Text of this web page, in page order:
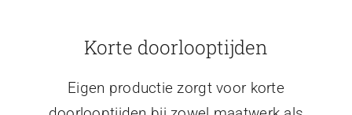
Korte doorlooptijden
Eigen productie zorgt voor korte